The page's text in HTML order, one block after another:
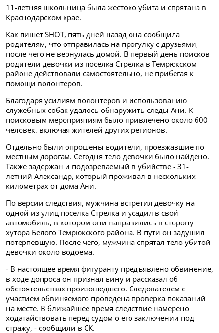
11-летняя школьница была жестоко убита и спрятана в
Краснодарском крае.
Как пишет SHOT, пять дней назад она сообщила
родителям, что отправилась на прогулку с друзьями,
после чего не вернулась домой. В первый день поисков
родители девочки из поселка Стрелка в Темрюкском
районе действовали самостоятельно, не прибегая к
помощи волонтеров.
Благодаря усилиям волонтеров и использованию
служебных собак удалось обнаружить следы Ани. К
поисковым мероприятиям было привлечено около 600
человек, включая жителей других регионов.
Отдельно были опрошены водители, проезжавшие по
местным дорогам. Сегодня тело девочки было найдено.
Также задержан и подозреваемый в убийстве - 31-
летний Александр, который проживал в нескольких
километрах от дома Ани.
По версии следствия, мужчина встретил девочку на
одной из улиц поселка Стрелка и усадил в свой
автомобиль, в котором они направились в сторону
хутора Белого Темрюкского района. В пути он задушил
потерпевшую. После чего, мужчина спрятал тело убитой
девочки около водоема.
- В настоящее время фигуранту предъявлено обвинение,
в ходе допроса он признал вину и рассказал об
обстоятельствах произошедшего. Следователем с
участием обвиняемого проведена проверка показаний
на месте. В ближайшее время следствие намерено
ходатайствовать перед судом о его заключении под
стражу, - сообщили в СК.